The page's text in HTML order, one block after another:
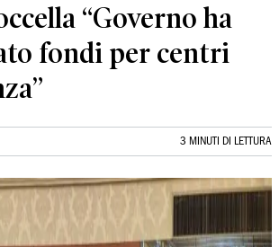
“Governo ha
fondi per centri
3 MINUTI DI LETTURA